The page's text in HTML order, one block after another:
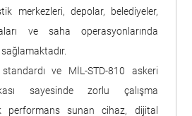
merkezleri, depolar, belediyeler,
ve saha operasyonlarında
ve MİL-STD-810 askeri
sayesinde zorlu çalışma
performans sunan cihaz, dijital